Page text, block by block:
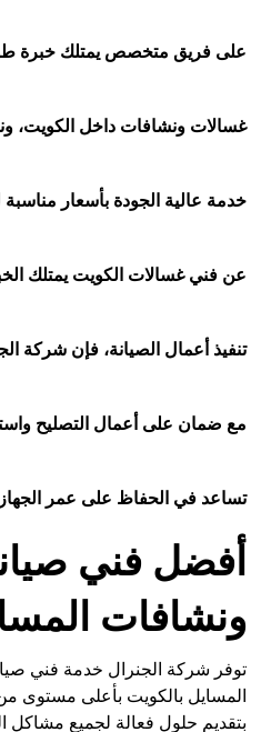
على فريق متخصص يمتلك خبرة
غسالات ونشافات داخل الكويت،
خدمة عالية الجودة بأسعار
عن فني غسالات الكويت يمتلك
تنفيذ أعمال الصيانة، فإن شركة
مع ضمان على أعمال التصليح
تساعد في الحفاظ على عمر
أفضل فني
ونشافات
توفر شركة الجنرال خدمة فني
المسايل بالكويت بأعلى مستوى
بتقديم حلول فعالة لجميع مشاكل